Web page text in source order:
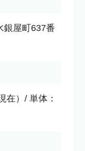
銀屋町637番
在）/ 単体：